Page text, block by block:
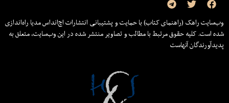
وب‌سایت راهک (راهنمای کتاب) با حمایت و پشتیبانی انتشارات اچ‌اند‌اس مدیا راه‌اندازی
شده است. کلیه حقوق مرتبط با مطالب و تصاویر منتشر شده در این وب‌سایت، متعلق به
پدیدآورندگان آنهاست